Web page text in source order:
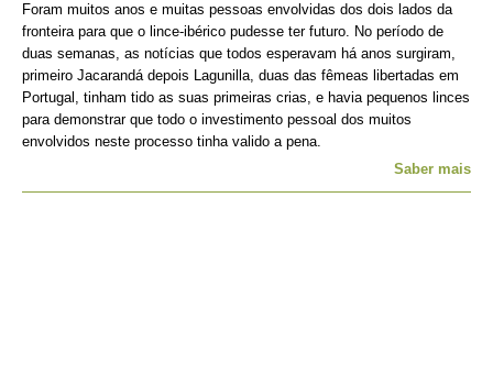
Foram muitos anos e muitas pessoas envolvidas dos dois lados da
fronteira para que o lince-ibérico pudesse ter futuro. No período de
duas semanas, as notícias que todos esperavam há anos surgiram,
primeiro Jacarandá depois Lagunilla, duas das fêmeas libertadas em
Portugal, tinham tido as suas primeiras crias, e havia pequenos linces
para demonstrar que todo o investimento pessoal dos muitos
envolvidos neste processo tinha valido a pena.
Saber mais